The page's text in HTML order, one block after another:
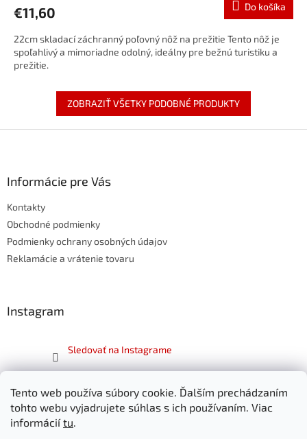
Tento web používa súbory cookie. Ďalším prechádzaním
tohto webu vyjadrujete súhlas s ich používaním. Viac
informáciítu.
€11,60 Do košíka
22cm skladací záchranný poľovný nôž na prežitie Tento nôž je
spoľahlivý a mimoriadne odolný, ideálny pre bežnú turistiku a
prežitie.
ZOBRAZIŤ VŠETKY PODOBNÉ PRODUKTY
Informácie pre Vás
Kontakty
Obchodné podmienky
Podmienky ochrany osobných údajov
Reklamácie a vrátenie tovaru
Instagram
Sledovať na Instagrame
Facebook